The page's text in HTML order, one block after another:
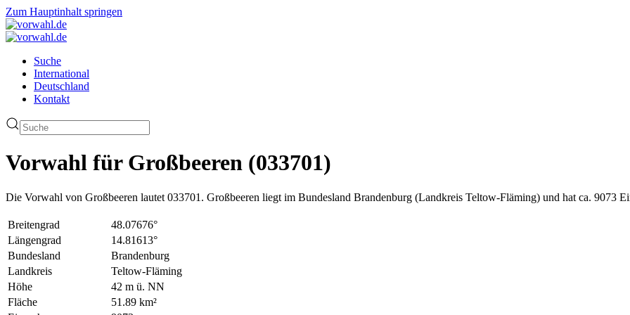
Zum Hauptinhalt springen
Suche
International
Deutschland
Kontakt
Vorwahl für Großbeeren (033701)
Die Vorwahl von Großbeeren lautet 033701. Großbeeren liegt im Bundesland Brandenburg (Landkreis Teltow-Fläming) und hat ca. 9073
Breitengrad
48.07676°
Längengrad
14.81613°
Bundesland
Brandenburg
Landkreis
Teltow-Fläming
Höhe
42 m ü. NN
Fläche
51.89 km²